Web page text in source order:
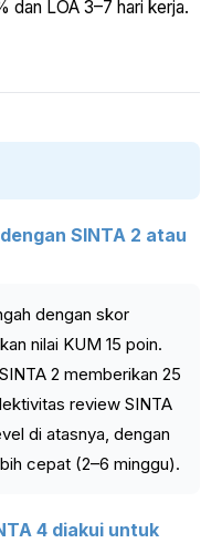
dan LOA 3–7 hari kerja.
SINTA 2 atau
dengan skor
nilai KUM 15 poin.
2 memberikan 25
review SINTA
di atasnya, dengan
cepat (2–6 minggu).
4 diakui untuk